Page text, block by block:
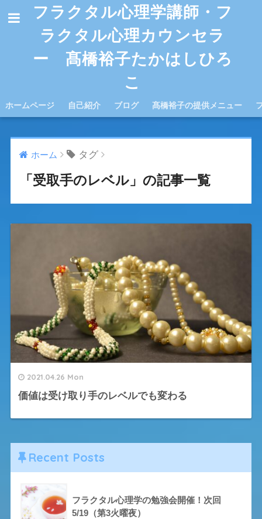
フラクタル心理学講師・フ
ラクタル心理カウンセラ
ー 髙橋裕子たかはしひろ
こ
ホームページ 自己紹介 ブログ 髙橋裕子の提供メニュー
ホーム タグ
「受取手のレベル」の記事一覧
2021.04.26 Mon
価値は受け取り手のレベルでも変わる
Recent Posts
フラクタル心理学の勉強会開催！次回
5/19（第3火曜夜）